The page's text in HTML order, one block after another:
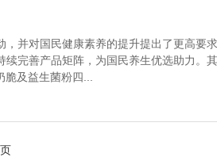
，并对国民健康素养的提升提出了更高要
续完善产品矩阵，为国民养生优选助力。
及益生菌粉四...